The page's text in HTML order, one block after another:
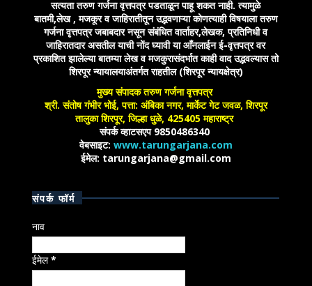
सत्यता तरुण गर्जना वृत्तपत्र पडताळून पाहू शकत नाही. त्यामुळे
बातमी,लेख , मजकूर व जाहिरातीतून उद्भवणाऱ्या कोणत्याही विषयाला तरुण
गर्जना वृत्तपत्र जबाबदार नसून संबंधित वार्ताहर,लेखक, प्रतिनिधी व
जाहिरातदार असतील याची नोंद घ्यावी या आँनलाईन ई-वृत्तपत्र वर
प्रकाशित झालेल्या बातम्या लेख व मजकुरासंदर्भात काही वाद उद्भवल्यास तो
शिरपूर न्यायालयाअंतर्गत राहतील (शिरपूर न्यायक्षेत्र)
मुख्य संपादक तरुण गर्जना वृत्तपत्र
श्री. संतोष गंभीर भोई, पत्ता: अंबिका नगर, मार्केट गेट जवळ, शिरपूर
तालुका शिरपूर, जिल्हा धुळे, 425405 महाराष्ट्र
संपर्क व्हाटसएप 9850486340
वेबसाइट: www.tarungarjana.com
ईमेल: tarungarjana@gmail.com
संपर्क फॉर्म
नाव
ईमेल*